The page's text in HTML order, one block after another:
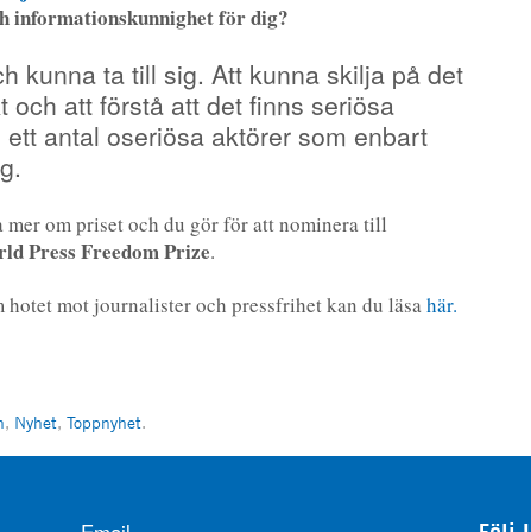
informationskunnighet för dig?
kunna ta till sig. Att kunna skilja på det
och att förstå att det finns seriösa
antal oseriösa aktörer som enbart
mer om priset och du gör för att nominera till
Press Freedom Prize.
mot journalister och pressfrihet kan du läsahär.
, Nyhet,Toppnyhet.